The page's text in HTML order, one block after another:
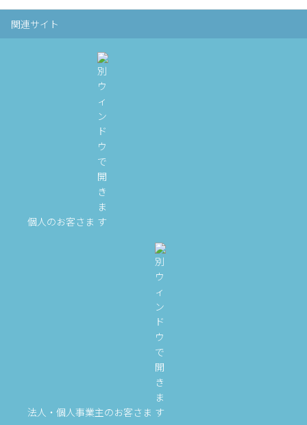
関連サイト
個人のお客さま
法人・個人事業主のお客さま